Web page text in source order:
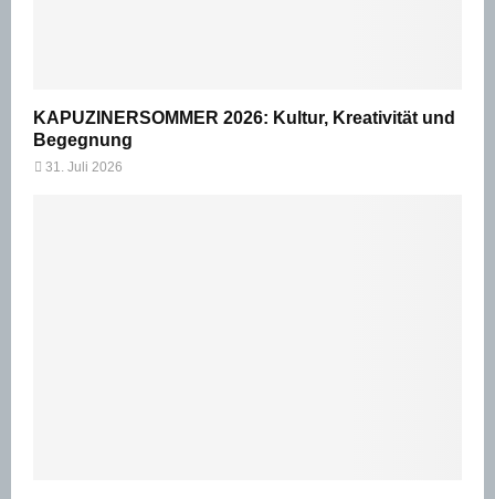
KAPUZINERSOMMER 2026: Kultur, Kreativität und
Begegnung
31. Juli 2026